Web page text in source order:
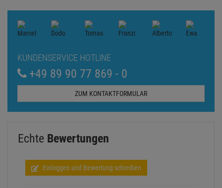
KUNDENSERVICE HOTLINE
+49 89 90 77 869 - 0
ZUM KONTAKTFORMULAR
Echte Bewertungen
Einloggen und Bewertung schreiben